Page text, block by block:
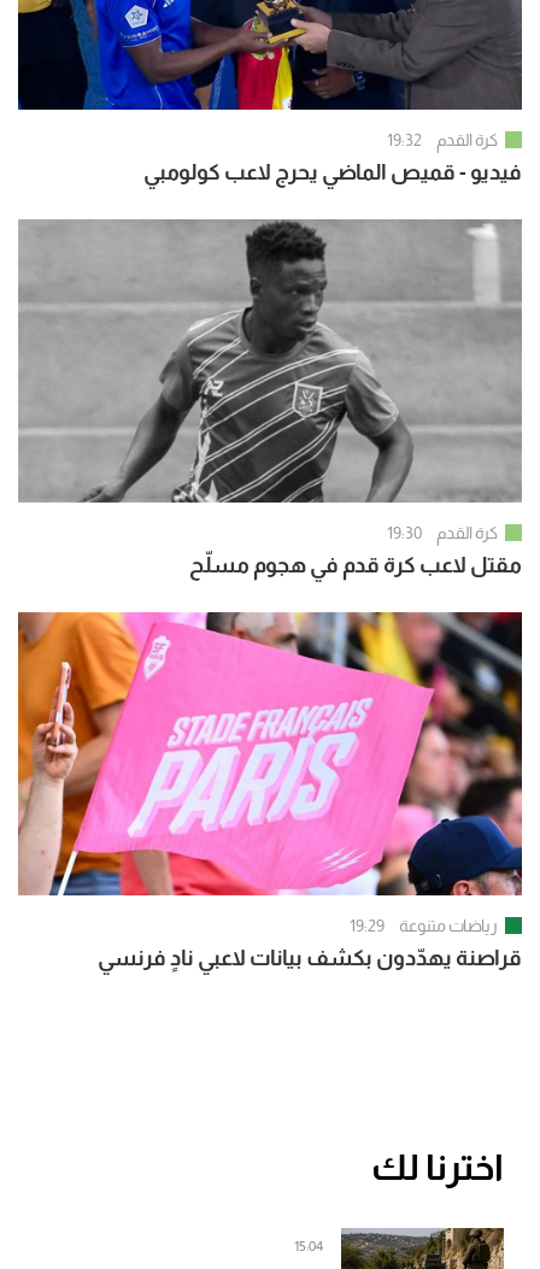
كرة القدم 19:32
فيديو - قميص الماضي يحرج لاعب كولومبي
كرة القدم 19:30
مقتل لاعب كرة قدم في هجوم مسلّح
رياضات متنوعة 19:29
قراصنة يهدّدون بكشف بيانات لاعبي نادٍ فرنسي
اخترنا لك
15:04